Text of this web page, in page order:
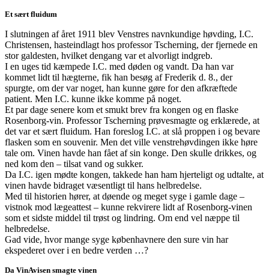
Et sært fluidum
I slutningen af året 1911 blev Venstres navnkundige høvding, I.C.
Christensen, hasteindlagt hos professor Tscherning, der fjernede en
stor galdesten, hvilket dengang var et alvorligt indgreb.
I en uges tid kæmpede I.C. med døden og vandt. Da han var
kommet lidt til hægterne, fik han besøg af Frederik d. 8., der
spurgte, om der var noget, han kunne gøre for den afkræftede
patient. Men I.C. kunne ikke komme på noget.
Et par dage senere kom et smukt brev fra kongen og en flaske
Rosenborg-vin. Professor Tscherning prøvesmagte og erklærede, at
det var et sært fluidum. Han foreslog I.C. at slå proppen i og bevare
flasken som en souvenir. Men det ville venstrehøvdingen ikke høre
tale om. Vinen havde han fået af sin konge. Den skulle drikkes, og
ned kom den – tilsat vand og sukker.
Da I.C. igen mødte kongen, takkede han ham hjerteligt og udtalte, at
vinen havde bidraget væsentligt til hans helbredelse.
Med til historien hører, at døende og meget syge i gamle dage –
vistnok mod lægeattest – kunne rekvirere lidt af Rosenborg-vinen
som et sidste middel til trøst og lindring. Om end vel næppe til
helbredelse.
Gad vide, hvor mange syge københavnere den sure vin har
ekspederet over i en bedre verden …?
Da VinAvisen smagte vinen